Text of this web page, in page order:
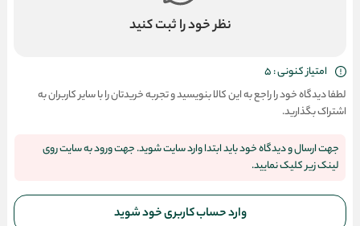
نظر خود را ثبت کنید
امتیاز کنونی : 5
لطفا دیدگاه خود را راجع به این کالا بنویسید و تجربه خریدتان را با سایر کاربران به
اشتراک بگذارید.
جهت ارسال و دیدگاه خود باید ابتدا وارد سایت شوید. جهت ورود به سایت روی
لینک زیر کلیک نمایید.
وارد حساب کاربری خود شوید